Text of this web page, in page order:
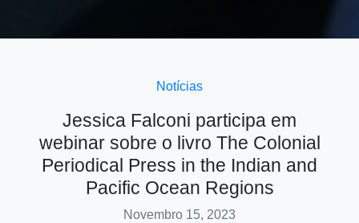
Notícias
Jessica Falconi participa em
webinar sobre o livro The Colonial
Periodical Press in the Indian and
Pacific Ocean Regions
Novembro 15, 2023